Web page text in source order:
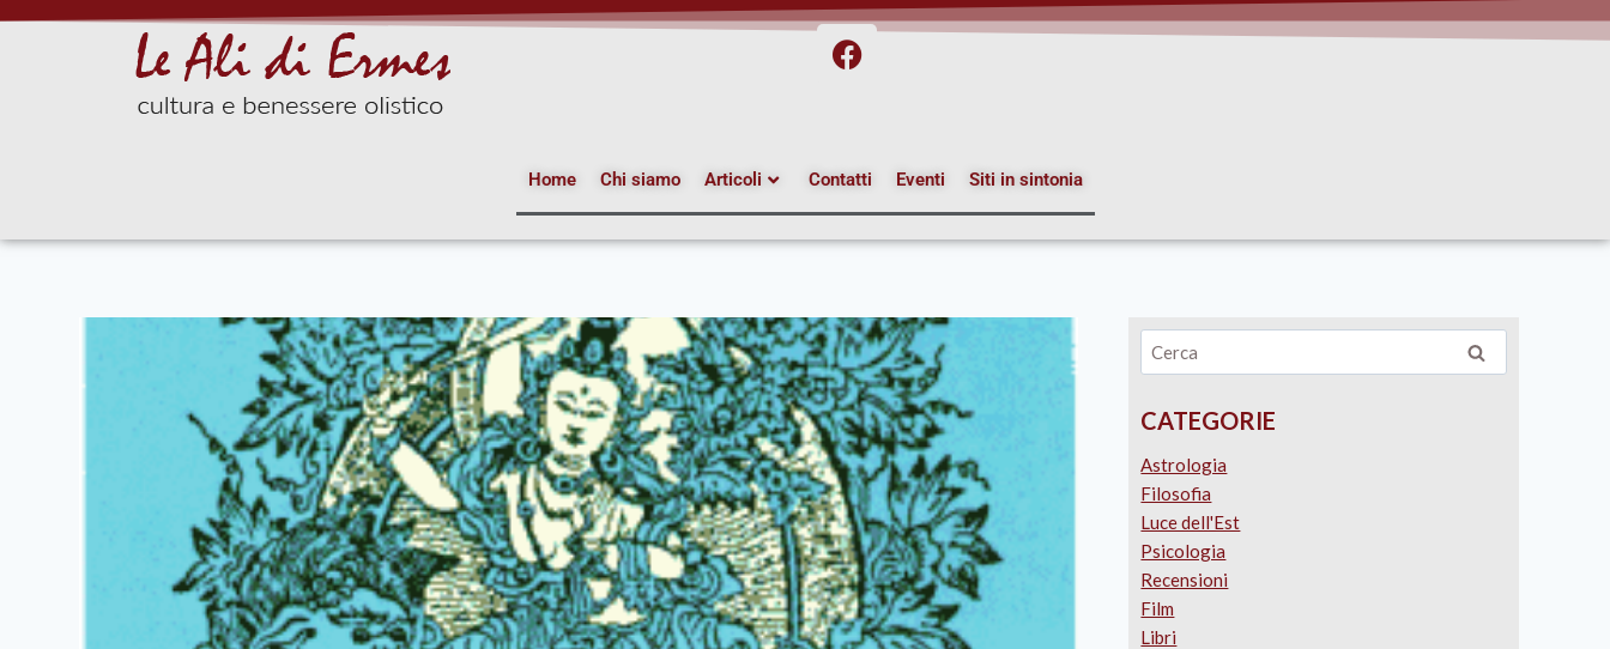
Home Chi siamo Articoli Contatti Eventi Siti in sintonia
CATEGORIE
Astrologia
Filosofia
Luce dell'Est
Psicologia
Recensioni
Film
Libri